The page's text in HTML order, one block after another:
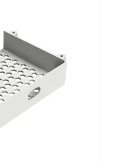
gör det enkelt för
av robust hårdvara,